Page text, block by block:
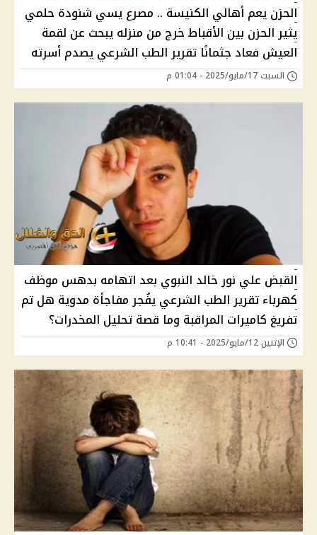
الحزن يعم أهالي الكنيسة .. مصرع يسي شنودة حلمي
يثير الحزن بين الأقباط خرج من منزله يبحث عن لقمة
العيش فعاد جثمانًا تقرير الطب الشرعي يصدم أسرته
السبت 17/مايو/2025 - 01:04 م
القبض علي نور خالد النبوي بعد اتهامه بدهس موظف
كهرباء تقرير الطب الشرعي يفُجر مفاجأة مدوية هل تم
تفريغ كاميرات المراقبة وما قصة تحليل المخدرات؟
الإثنين 12/مايو/2025 - 10:41 م